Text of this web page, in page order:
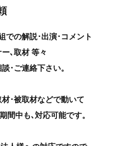
での解説･出演･コメント
､取材 等々
･ご連絡下さい。
･被取材などで動いて
間中も､対応可能です。